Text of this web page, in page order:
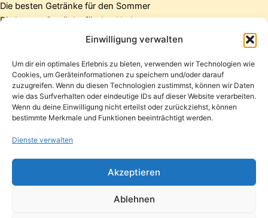
Einwilligung verwalten
Um dir ein optimales Erlebnis zu bieten, verwenden wir Technologien wie
Cookies, um Geräteinformationen zu speichern und/oder darauf
zuzugreifen. Wenn du diesen Technologien zustimmst, können wir Daten
wie das Surfverhalten oder eindeutige IDs auf dieser Website verarbeiten.
Wenn du deine Einwilligung nicht erteilst oder zurückziehst, können
bestimmte Merkmale und Funktionen beeinträchtigt werden.
Dienste verwalten
Akzeptieren
Ablehnen
Die besten Getränke für den Sommer
Die besten Getränke für den Herbst
Die besten Getränke für den Winter
Startseite
Presse
Kontakt / Support
Datenschutzerklärung
Copyright © 2026 Pfandpirat | Präsentiert vonZimmermanns
Internet & PR-Beratung